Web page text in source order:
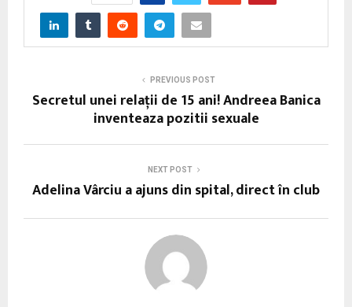
PREVIOUS POST
Secretul unei relaţii de 15 ani! Andreea Banica
inventeaza pozitii sexuale
NEXT POST
Adelina Vârciu a ajuns din spital, direct în club